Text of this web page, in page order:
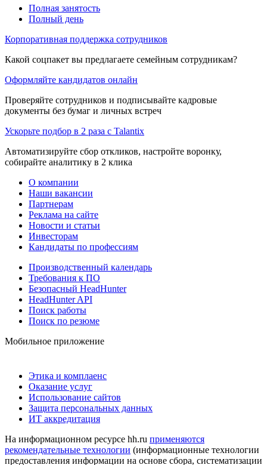
Полная занятость
Полный день
Корпоративная поддержка сотрудников
Какой соцпакет вы предлагаете семейным сотрудникам?
Оформляйте кандидатов онлайн
Проверяйте сотрудников и подписывайте кадровые
документы без бумаг и личных встреч
Ускорьте подбор в 2 раза с Talantix
Автоматизируйте сбор откликов, настройте воронку,
собирайте аналитику в 2 клика
О компании
Наши вакансии
Партнерам
Реклама на сайте
Новости и статьи
Инвесторам
Кандидаты по профессиям
Производственный календарь
Требования к ПО
Безопасный HeadHunter
HeadHunter API
Поиск работы
Поиск по резюме
Мобильное приложение
Этика и комплаенс
Оказание услуг
Использование сайтов
Защита персональных данных
ИТ аккредитация
На информационном ресурсе hh.ru применяются
рекомендательные технологии (информационные технологии
предоставления информации на основе сбора, систематизации